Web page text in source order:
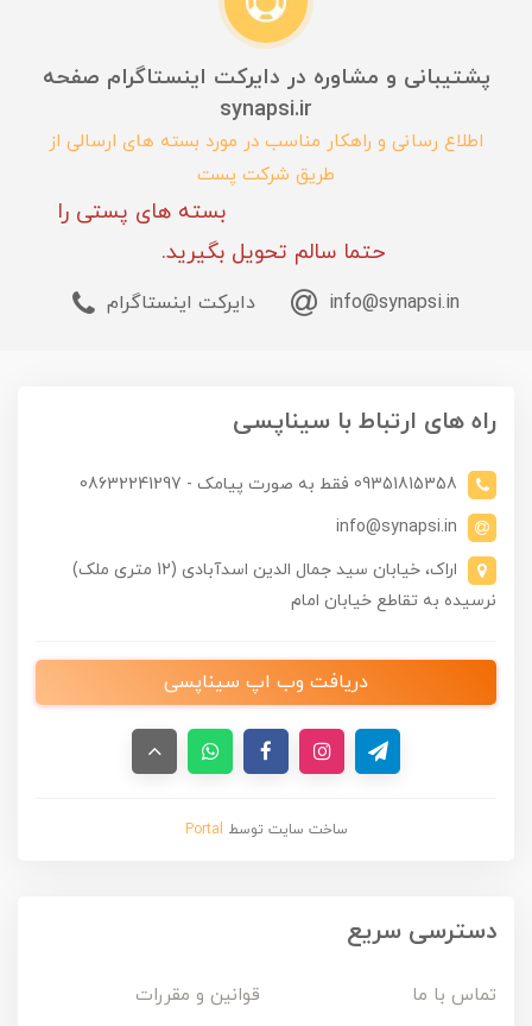
پشتیبانی و مشاوره در دایرکت اینستاگرام صفحه
synapsi.ir
اطلاع رسانی و راهکار مناسب در مورد بسته های ارسالی از
طریق شرکت پست
بسته های پستی را
حتما سالم تحویل بگیرید.
info@synapsi.in دایرکت اینستاگرام
راه های ارتباط با سیناپسی
09351815358 فقط به صورت پیامک - 08632241297
info@synapsi.in
اراک، خیابان سید جمال الدین اسدآبادی (12 متری ملک)
نرسیده به تقاطع خیابان امام
دریافت وب اپ سیناپسی
ساخت سایت توسط Portal
دسترسی سریع
تماس با ما
قوانین و مقررات